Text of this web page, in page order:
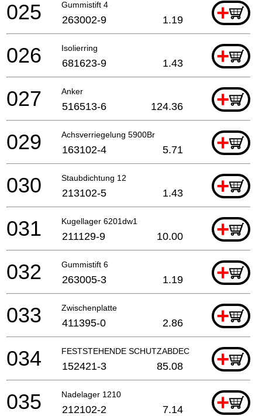
Gummistift 4 +
025 263002-9 1.19
Isolierring +
026 681623-9 1.43
Anker +
027 516513-6 124.36
Achsverriegelung 5900Br +
029 163102-4 5.71
Staubdichtung 12 +
030 213102-5 1.43
Kugellager 6201dw1 +
031 211129-9 10.00
Gummistift 6 +
032 263005-3 1.19
Zwischenplatte +
033 411395-0 2.86
FESTSTEHENDE SCHUTZABDECKUNG +
034 152421-3 85.08
Nadelager 1210 +
035 212102-2 7.14